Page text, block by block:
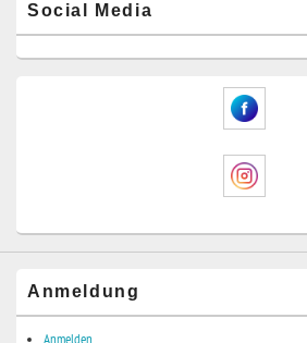
Social Media
Anmeldung
Anmelden